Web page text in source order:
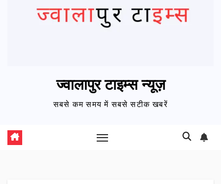
ज्वालापुर टाइम्स न्यूज़
सबसे कम समय में सबसे सटीक खबरें